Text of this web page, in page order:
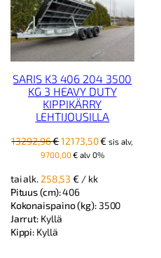
SARIS K3 406 204 3500
KG 3 HEAVY DUTY
KIPPIKÄRRY
LEHTIJOUSILLA
13292,96€Alkuperäinen
hinta
13292,96 €.
12173,50€Nykyinen
sis alv,
9700,00€ alv 0%
tai alk.258,53€ / kk
Pituus (cm):406
Kokonaispaino (kg):3500
Jarrut: Kyllä
Kippi: Kyllä